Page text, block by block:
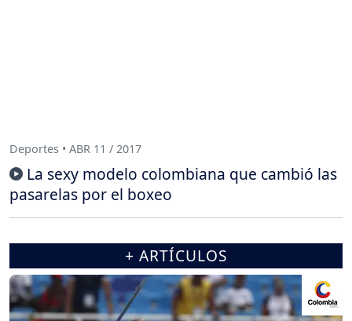
Deportes • ABR 11 / 2017
La sexy modelo colombiana que cambió las
pasarelas por el boxeo
+ ARTÍCULOS